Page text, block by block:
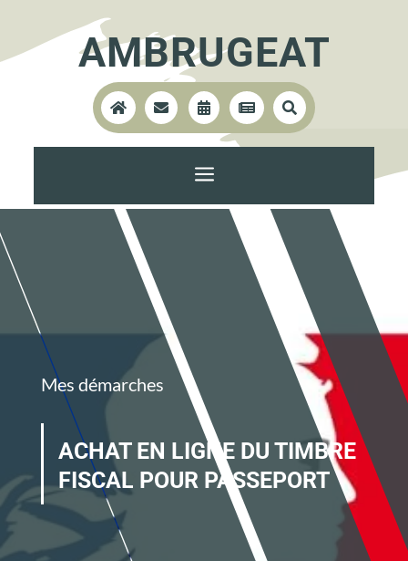
AMBRUGEAT
    
a
Mes démarches
ACHAT EN LIGNE DU TIMBRE
FISCAL POUR PASSEPORT